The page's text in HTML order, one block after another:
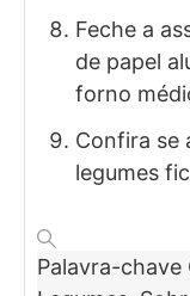
Feche a
de papel
forno
Confira se
legumes
Palavra-chave